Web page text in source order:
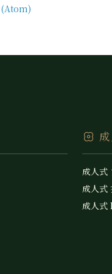
(Atom)
成人式
成人式
成人式